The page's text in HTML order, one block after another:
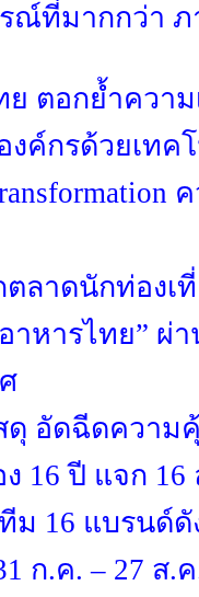
ณ์ที่มากกว่า ภ
ย ตอกย้ำควา
งค์กรด้วยเท
ค
ลาดนักท่องเ
หารไทย” ผ่า
ดุ อัดฉีดควา
16 ปี แจก
ม 16 แบรนด์
ก.ค. – 27 ส.